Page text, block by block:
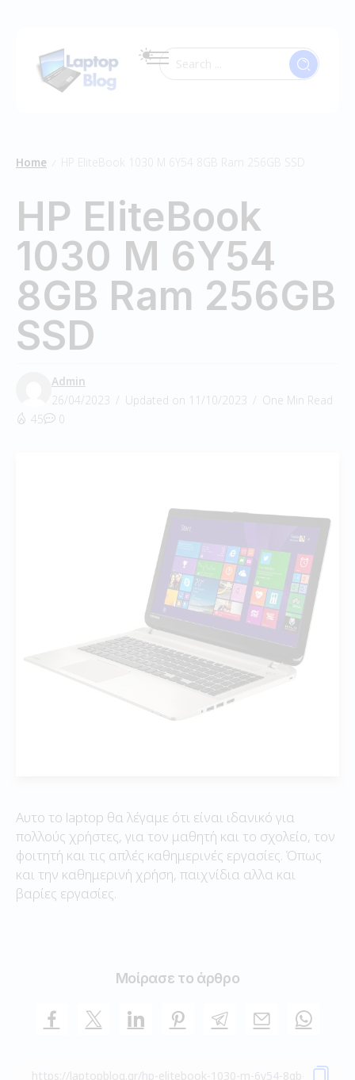
Home HP EliteBook 1030 M 6Y54 8GB Ram 256GB SSD
HP EliteBook
1030 M 6Y54
8GB Ram 256GB
SSD
Admin
26/04/2023
Updated on 11/10/2023
One Min Read
45
0
Αυτο το laptop θα λέγαμε ότι είναι ιδανικό για
πολλούς χρήστες, για τον μαθητή και το σχολείο, τον
φοιτητή και τις απλές καθημερινές εργασίες. Όπως
και την καθημερινή χρήση, παιχνίδια αλλα και
βαρίες εργασίες.
Μοίρασε το άρθρο